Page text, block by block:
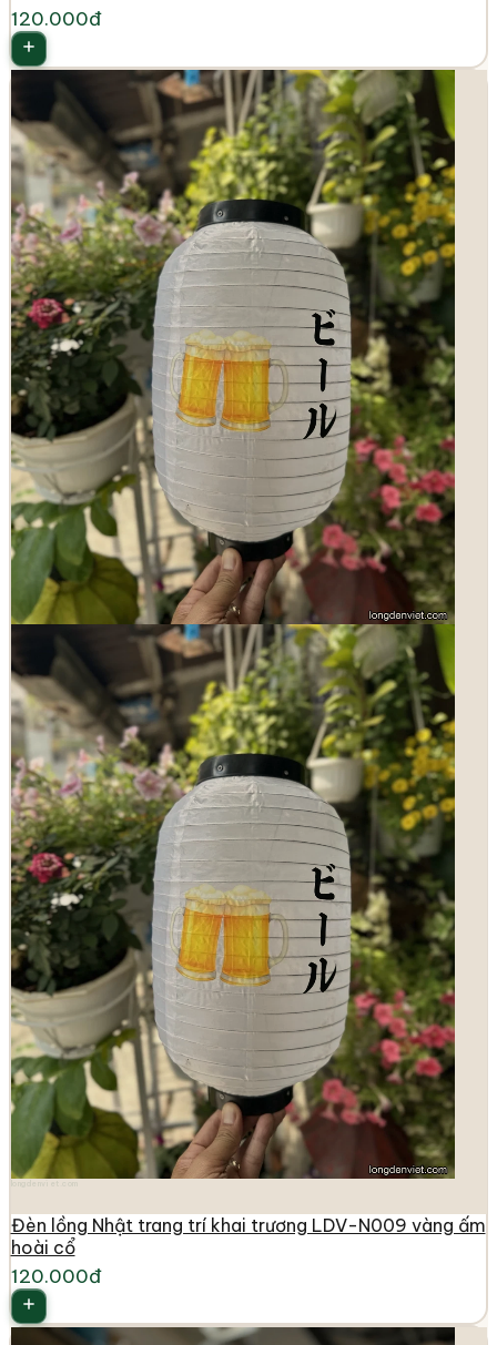
120.000đ
Đèn lồng Nhật trang trí khai trương LDV-N009 vàng ấm
hoài cổ
120.000đ